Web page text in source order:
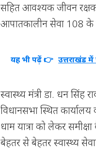
सहित आवश्यक जीवन रक्षक
आपातकालीन सेवा 108 के
यह भी पढ़ें 👉 उत्तराखंड में
स्वास्थ्य मंत्री डा. धन
विधानसभा स्थित
धाम यात्रा को लेकर
बेहतर से बेहतर स्वास्थ्य